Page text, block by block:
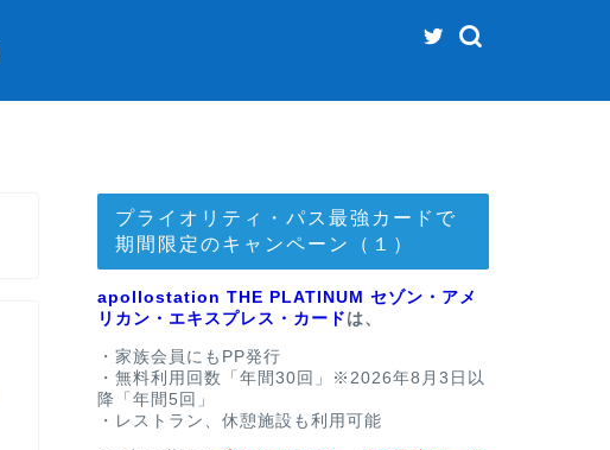
プライオリティ・パス最強カードで
期間限定のキャンペーン（１）
apollostation THE PLATINUM セゾン・アメ
リカン・エキスプレス・カード は、
・家族会員にもPP発行
・無料利用回数「年間30回」※2026年8月3日以
降「年間5回」
・レストラン、休憩施設も利用可能